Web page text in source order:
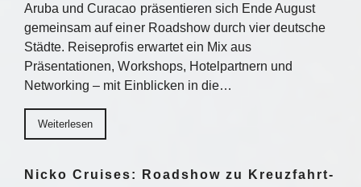
Aruba und Curacao präsentieren sich Ende August
gemeinsam auf einer Roadshow durch vier deutsche
Städte. Reiseprofis erwartet ein Mix aus
Präsentationen, Workshops, Hotelpartnern und
Networking – mit Einblicken in die…
Weiterlesen
Nicko Cruises: Roadshow zu Kreuzfahrt-